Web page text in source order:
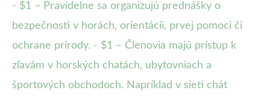
- $1 – Pravidelne sa organizujú prednášky o
bezpečnosti v horách, orientácii, prvej pomoci či
ochrane prírody. - $1 – Členovia majú prístup k
zľavám v horských chatách, ubytovniach a
športových obchodoch. Napríklad v sieti chát